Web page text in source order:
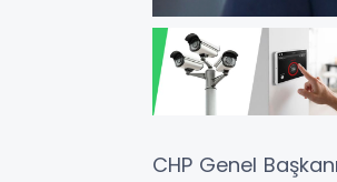
CHP Genel